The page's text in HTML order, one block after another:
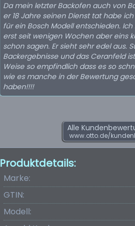
Da mein letzter Backofen auch von
er 18 Jahre seinen Dienst tat habe
für ein Bosch Modell entschieden.
erst seit wenigen Wochen aber eins
schon sagen. Er sieht sehr edel aus.
Backergebnisse und das Ceranfeld
Weise so empfindlich dass es so
wie es manche in der Bewertung
haben!!!!
Alle
www.otto.de/
Produktdetails:
Marke:
GTIN:
Modell: